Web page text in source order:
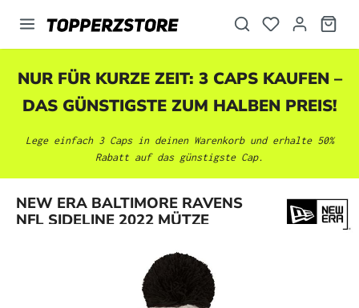
springen
NUR FÜR KURZE ZEIT: 3 CAPS KAUFEN –
DAS GÜNSTIGSTE ZUM HALBEN PREIS!
Lege einfach 3 Caps in deinen Warenkorb und erhalte 50%
Rabatt auf das günstigste Cap.
NEW ERA BALTIMORE RAVENS
NFL SIDELINE 2022 MÜTZE
Bildergalerie überspringen